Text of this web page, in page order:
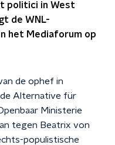
politici in West
de WNL-
het Mediaforum op
de ophef in
Alternative für
Ministerie
tegen Beatrix von
populistische